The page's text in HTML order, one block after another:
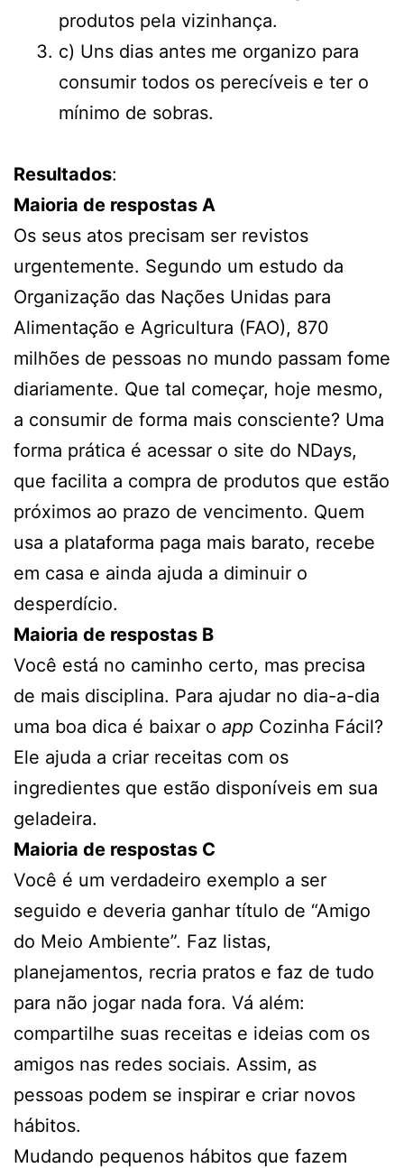
produtos pela vizinhança.
c) Uns dias antes me organizo para
consumir todos os perecíveis e ter o
mínimo de sobras.
Resultados:
Maioria de respostas A
Os seus atos precisam ser revistos
urgentemente. Segundo um estudo da
Organização das Nações Unidas para
Alimentação e Agricultura (FAO), 870
milhões de pessoas no mundo passam fome
diariamente. Que tal começar, hoje mesmo,
a consumir de forma mais consciente? Uma
forma prática é acessar o site do NDays,
que facilita a compra de produtos que estão
próximos ao prazo de vencimento. Quem
usa a plataforma paga mais barato, recebe
em casa e ainda ajuda a diminuir o
desperdício.
Maioria de respostas B
Você está no caminho certo, mas precisa
de mais disciplina. Para ajudar no dia-a-dia
uma boa dica é baixar o app Cozinha Fácil?
Ele ajuda a criar receitas com os
ingredientes que estão disponíveis em sua
geladeira.
Maioria de respostas C
Você é um verdadeiro exemplo a ser
seguido e deveria ganhar título de “Amigo
do Meio Ambiente”. Faz listas,
planejamentos, recria pratos e faz de tudo
para não jogar nada fora. Vá além:
compartilhe suas receitas e ideias com os
amigos nas redes sociais. Assim, as
pessoas podem se inspirar e criar novos
hábitos.
Mudando pequenos hábitos que fazem